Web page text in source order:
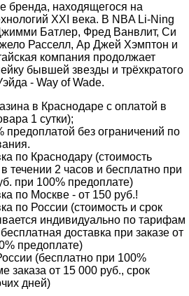
бренда, находящегося на
XXI века. В NBA Li-Ning
Батлер, Фред Ванвлит, Си
Расселл, Ар Джей Хэмптон и
компания продолжает
бывшей звезды и трёхкратого
- Way of Wade.
в Краснодаре с оплатой в
1 сутки);
без ограничений по
по Краснодару (стоимость
течении 2 часов и бесплатно при
при 100% предоплате)
по Москве - от 150 руб.!
по России (стоимость и срок
индивидуально по тарифам
доставка при заказе от
предоплате)
(бесплатно при 100%
заказа от 15 000 руб., срок
дней)